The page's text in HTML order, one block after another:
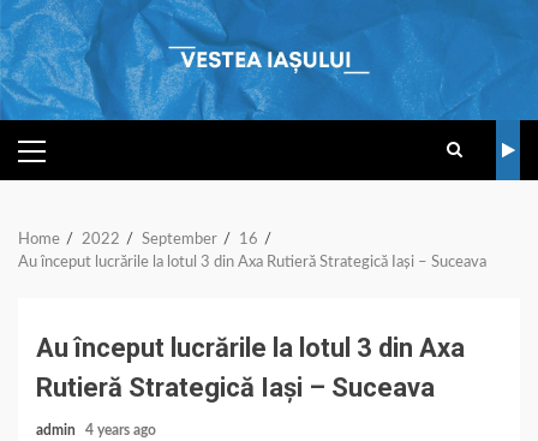
Skip
to
content
PRIMARY
MENU
Home 2022 September
16
Au început lucrările la lotul 3 din Axa Rutieră Strategică Iași – Suceava
Au început lucrările la lotul 3 din Axa
Rutieră Strategică Iași – Suceava
admin 4 years ago